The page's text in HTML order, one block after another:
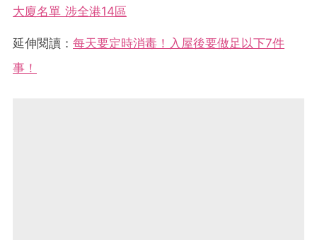
大廈名單 涉全港14區
延伸閱讀： 每天要定時消毒！入屋後要做足以下7件
事！